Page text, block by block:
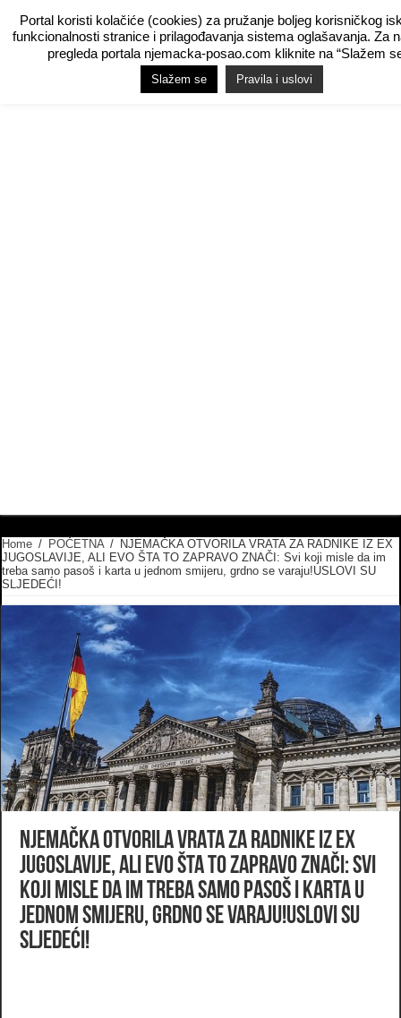
Home / POČETNA / NJEMAČKA OTVORILA VRATA ZA RADNIKE IZ EX
JUGOSLAVIJE, ALI EVO ŠTA TO ZAPRAVO ZNAČI: Svi koji misle da im
treba samo pasoš i karta u jednom smijeru, grdno se varaju!USLOVI SU
SLJEDEĆI!
NJEMAČKA OTVORILA VRATA ZA RADNIKE IZ EX
JUGOSLAVIJE, ALI EVO ŠTA TO ZAPRAVO ZNAČI: Svi
koji misle da im treba samo pasoš i karta u
jednom smijeru, grdno se varaju!USLOVI SU
SLJEDEĆI!
Portal koristi kolačiće (cookies) za pružanje boljeg korisničkog
funkcionalnosti stranice i prilagođavanja sistema oglašavanja. Za
pregleda portala njemacka-posao.com kliknite na “Slažem
Slažem se Pravila i uslovi